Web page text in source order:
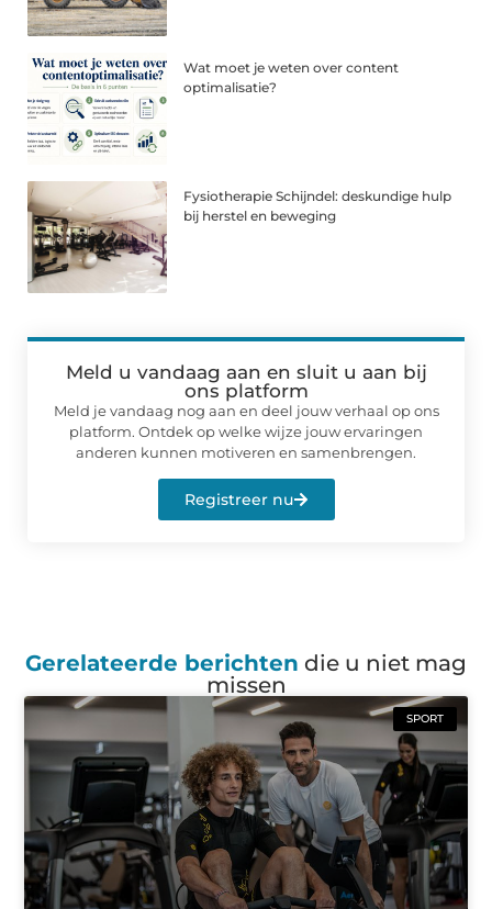
Wat moet je weten over content
optimalisatie?
Fysiotherapie Schijndel: deskundige hulp
bij herstel en beweging
Meld u vandaag aan en sluit u aan bij
ons platform
Meld je vandaag nog aan en deel jouw verhaal op ons
platform. Ontdek op welke wijze jouw ervaringen
anderen kunnen motiveren en samenbrengen.
Registreer nu
Gerelateerde berichten die u niet mag
missen
SPORT